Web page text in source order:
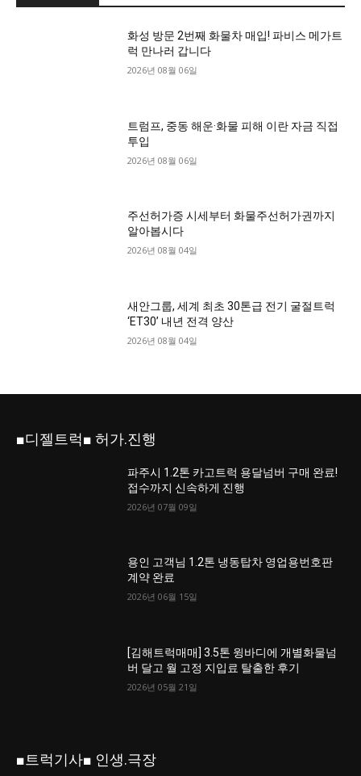
화성 방문 2번째 화물차 매입! 파비스 메가트
럭 만나러 갑니다
2026년 08월 06일
트럼프, 중동 해운·화물 피해 이란 자금 직접
투입
2026년 08월 06일
주선허가증 시세부터 화물주선허가권까지
알아봅시다
2026년 08월 04일
새안그룹, 세계 최초 30톤급 전기 굴절트럭
‘ET30’ 내년 전격 양산
2026년 08월 04일
■디젤트럭■ 허가.진행
파주시 1.2톤 카고트럭 용달넘버 구매 완료!
접수까지 신속하게 진행
2026년 07월 09일
용인 고객님 1.2톤 냉동탑차 영업용번호판
계약 완료
2026년 06월 15일
[김해트럭매매] 3.5톤 윙바디에 개별화물넘
버 달고 월 고정 지입료 탈출한 후기
2026년 05월 21일
■트럭기사■ 인생.극장